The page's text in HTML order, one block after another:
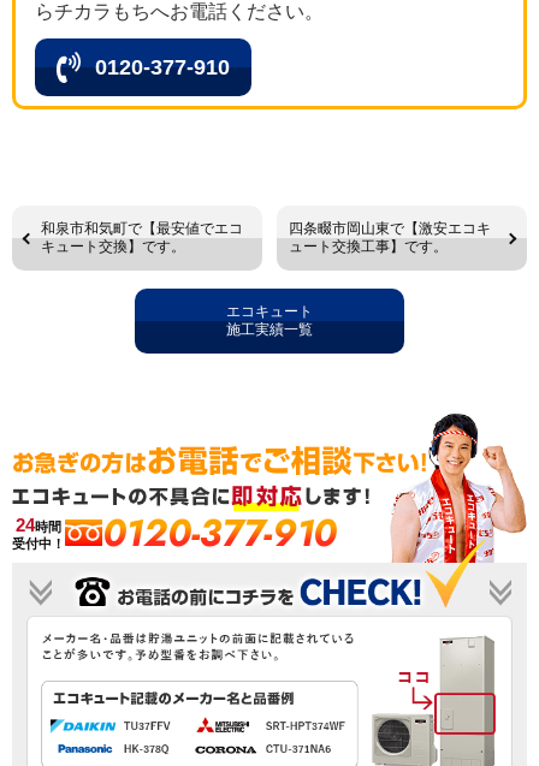
らチカラもちへお電話ください。
0120-377-910
和泉市和気町で【最安値でエコ
キュート交換】です。
四条畷市岡山東で【激安エコキ
ュート交換工事】です。
エコキュート
施工実績一覧
24時間
受付中！
0120-377-910